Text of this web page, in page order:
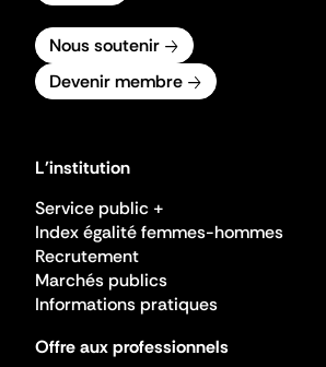
Nous soutenir
Devenir membre
L'institution
Service public +
Index égalité femmes-hommes
Recrutement
Marchés publics
Informations pratiques
Offre aux professionnels